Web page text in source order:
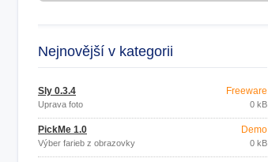
Nejnovější v kategorii
Sly 0.3.4
Úprava foto
Freeware
0 kB
PickMe 1.0
Výber farieb z obrazovky
Demo
0 kB